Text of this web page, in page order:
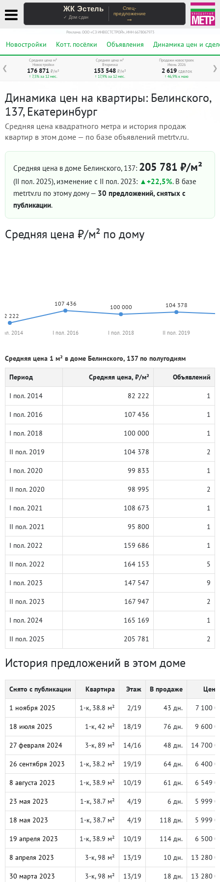
ЖК Эстель
✓ Дом сдан
Спец-
предложение
→
Реклама. ООО «СЗ ИНВЕСТСТРОЙ», ИНН 6678067973
Новостройки Котт. посёлки Объявления Динамика цен и
❮ ❯
Средняя цена м²
Новостройки
176 871 ₽/м²
↑ 7,5% за 12 мес.
Средняя цена м²
Вторичка
153 548 ₽/м²
↑ 17,9% за 12 мес.
Продажи новостроек
Июнь 2026
2 619 сделок
↑ 46,9% к маю
Динамика цен на квартиры: Белинского,
137, Екатеринбург
Средняя цена квадратного метра и история продаж
квартир в этом доме — по базе объявлений metrtv.ru.
Средняя цена в доме Белинского, 137: 205 781 ₽/м²
(II пол. 2025), изменение с II пол. 2023: +22,5%. В базе
metrtv.ru по этому дому — 30 предложений, снятых с
публикации.
Средняя цена ₽/м² по дому
82 222
107 436 100 000 104 378
2014 I пол. 2016 I пол. 2018 II пол. 2019
Средняя цена 1 м² в доме Белинского, 137 по полугодиям
Период Средняя цена, ₽/м² Объявлений
I пол. 2014 82 222 1
I пол. 2016 107 436 1
I пол. 2018 100 000 1
II пол. 2019 104 378 2
I пол. 2020 99 833 1
II пол. 2020 98 995 2
I пол. 2021 108 673 1
II пол. 2021 95 800 1
I пол. 2022 159 686 1
II пол. 2022 164 153 5
I пол. 2023 147 547 9
II пол. 2023 167 947 2
I пол. 2024 165 169 1
II пол. 2025 205 781 2
История предложений в этом доме
Снято с публикации Квартира Этаж В продаже
1 ноября 2025 1-к, 38.8 м² 2/19 43 дн. 7 100
18 июля 2025 1-к, 42 м² 18/19 76 дн. 9 600
27 февраля 2024 3-к, 89 м² 14/16 48 дн. 14 700
26 сентября 2023 1-к, 38.2 м² 19/19 64 дн. 6 400
8 августа 2023 1-к, 38.9 м² 10/19 61 дн. 6 549
23 мая 2023 1-к, 38.7 м² 4/19 6 дн. 5 999
18 мая 2023 1-к, 38.7 м² 4/19 118 дн. 5 999
19 апреля 2023 1-к, 38.9 м² 10/19 114 дн. 6 500
8 апреля 2023 3-к, 98 м² 13/19 10 дн. 13 280
30 марта 2023 3-к, 98 м² 13/19 18 дн. 13 280